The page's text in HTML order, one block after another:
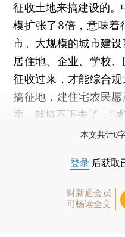
征收土地来搞建设的
模扩张了8倍，意味着
市。大规模的城市建
居住地、企业、学校
征收过来，才能综合
搞征地，建住宅农民
卖，就搞不下去了，“
本文共计0
登录 后获取
财新通会员
可畅读全文